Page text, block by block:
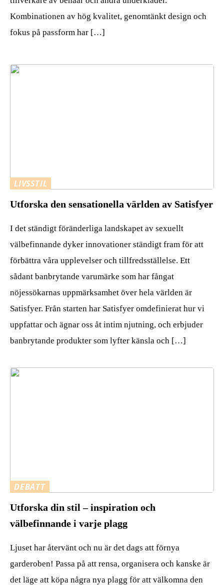
Kombinationen av hög kvalitet, genomtänkt design och
fokus på passform har […]
LIVSSTIL
Utforska den sensationella världen av Satisfyer
I det ständigt föränderliga landskapet av sexuellt
välbefinnande dyker innovationer ständigt fram för att
förbättra våra upplevelser och tillfredsställelse. Ett
sådant banbrytande varumärke som har fångat
nöjessökarnas uppmärksamhet över hela världen är
Satisfyer. Från starten har Satisfyer omdefinierat hur vi
uppfattar och ägnar oss åt intim njutning, och erbjuder
banbrytande produkter som lyfter känsla och […]
DEBATT
Utforska din stil – inspiration och
välbefinnande i varje plagg
Ljuset har återvänt och nu är det dags att förnya
garderoben! Passa på att rensa, organisera och kanske är
det läge att köpa några nya plagg för att välkomna den